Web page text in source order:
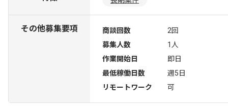
その他募集要項 商談回数
2回
募集人数
1人
作業開始日
即日
最低稼働日数
週5日
リモートワーク
可